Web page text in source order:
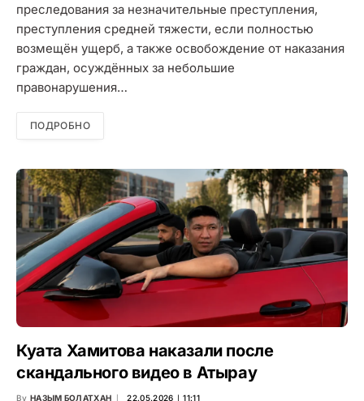
преследования за незначительные преступления,
преступления средней тяжести, если полностью
возмещён ущерб, а также освобождение от наказания
граждан, осуждённых за небольшие
правонарушения…
ПОДРОБНО
Куата Хамитова наказали после
скандального видео в Атырау
By НАЗЫМ БОЛАТХАН 22.05.2026 ∣ 11:11